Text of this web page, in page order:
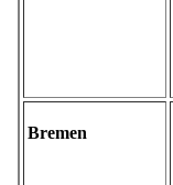
Bremen